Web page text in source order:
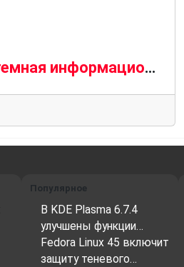
Выпущена системная информационная утилита Fastfetch 2.66 с улучшенной функцией обнаружения графических процессоров AMD
Популярное
В KDE Plasma 6.7.4
улучшены функции…
Fedora Linux 45 включит
защиту теневого…